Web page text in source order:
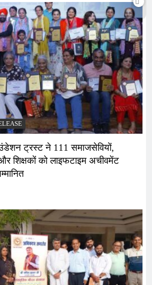
ट्रस्ट ने 111 समाजसेवियों,
शिक्षकों को लाइफटाइम अचीवमेंट